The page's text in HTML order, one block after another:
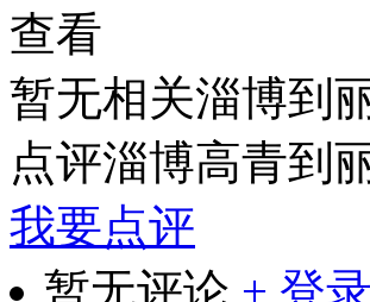
查看
暂无相关淄博到
点评淄博高青到
我要点评
暂无评论 + 登